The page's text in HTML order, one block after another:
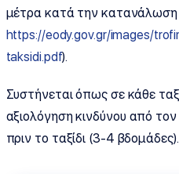
μέτρα κατά την
https://eody.gov.gr/images/
taksidi.pdf).
Συστήνεται όπως σε κάθε
αξιολόγηση κινδύνου από τον
πριν το ταξίδι (3-4 βδομάδες).